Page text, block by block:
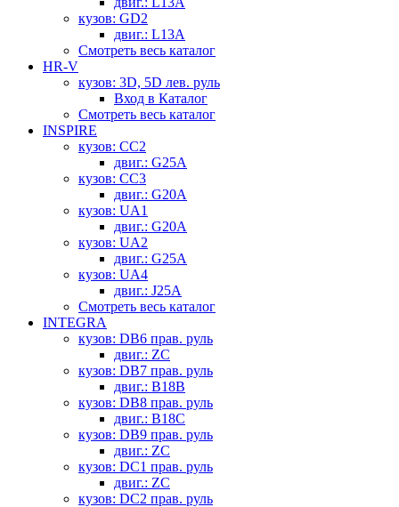
кузов: GD2
двиг.: L13A
Смотреть весь каталог
HR-V
кузов: 3D, 5D лев. руль
Вход в Каталог
Смотреть весь каталог
INSPIRE
кузов: CC2
двиг.: G25A
кузов: CC3
двиг.: G20A
кузов: UA1
двиг.: G20A
кузов: UA2
двиг.: G25A
кузов: UA4
двиг.: J25A
Смотреть весь каталог
INTEGRA
кузов: DB6 прав. руль
двиг.: ZC
кузов: DB7 прав. руль
двиг.: B18B
кузов: DB8 прав. руль
двиг.: B18C
кузов: DB9 прав. руль
двиг.: ZC
кузов: DC1 прав. руль
двиг.: ZC
кузов: DC2 прав. руль